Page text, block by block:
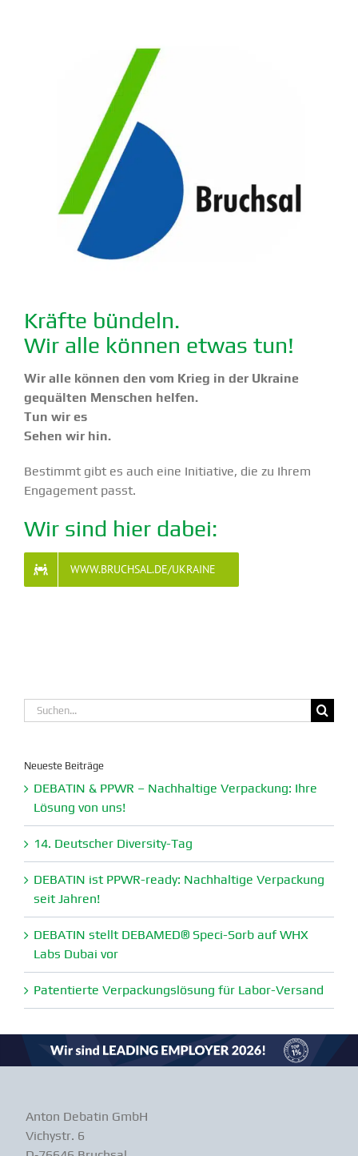
Kräfte bündeln.
Wir alle können etwas tun!
Wir alle können den vom Krieg in der Ukraine
gequälten Menschen helfen.
Tun wir es
Sehen wir hin.
Bestimmt gibt es auch eine Initiative, die zu Ihrem
Engagement passt.
Wir sind hier dabei:
WWW.BRUCHSAL.DE/UKRAINE
Suche
nach:
Neueste Beiträge
DEBATIN & PPWR – Nachhaltige Verpa­ckung: Ihre
Lösung von uns!
14. Deutscher Diversity-Tag
DEBATIN ist PPWR-ready: Nachhaltige Verpa­ckung
seit Jahren!
DEBATIN stellt DEBAMED® Speci-Sorb auf WHX
Labs Dubai vor
Paten­tierte Verpa­ckungs­lösung für Labor-Versand
Anton Debatin GmbH
Vichystr. 6